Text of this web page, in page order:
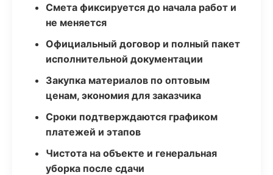
Смета фиксируется до начала работ и
не меняется
Официальный договор и полный пакет
исполнительной документации
Закупка материалов по оптовым
ценам, экономия для заказчика
Сроки подтверждаются графиком
платежей и этапов
Чистота на объекте и генеральная
уборка после сдачи